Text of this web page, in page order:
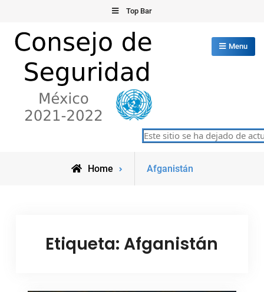
content
Top Bar
Consejo de Seguridad de las
Naciones Unidas
Menu
Este sitio se ha dejado de
Home
Posts
Afganistán
Etiqueta: Afganistán